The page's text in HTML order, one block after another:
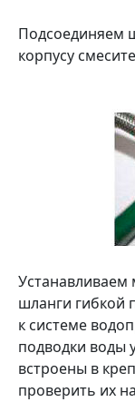
Подсоединяем
корпусу
Устанавливаем
шланги гибкой
к системе
подводки воды
встроены в
проверить их